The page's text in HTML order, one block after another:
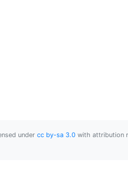
under cc by-sa 3.0 with attribution